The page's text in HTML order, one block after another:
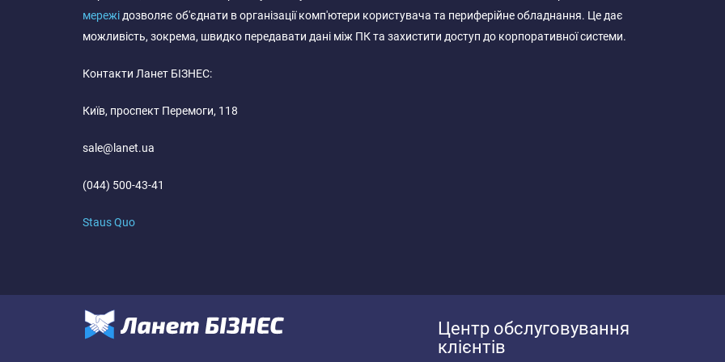
мережі дозволяє об'єднати в організації комп'ютери користувача та периферійне обладнання. Це дає
можливість, зокрема, швидко передавати дані між ПК та захистити доступ до корпоративної системи.
Контакти Ланет БІЗНЕС:
Київ, проспект Перемоги, 118
sale@lanet.ua
(044) 500-43-41
Staus Quo
Центр обслуговування
клієнтів